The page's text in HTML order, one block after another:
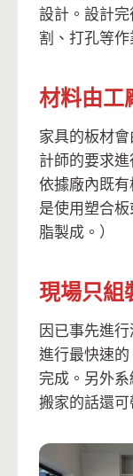
設計。設計
割、打孔等
材料由工
家具的板材
計師的要求
依據廠內既
是使用塑合
脂製成。）
現場只組
因已事先進
進行最快速
完成。另外
搬家的話還可